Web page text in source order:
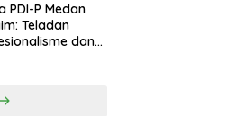
PDI-P Medan
Teladan
dan